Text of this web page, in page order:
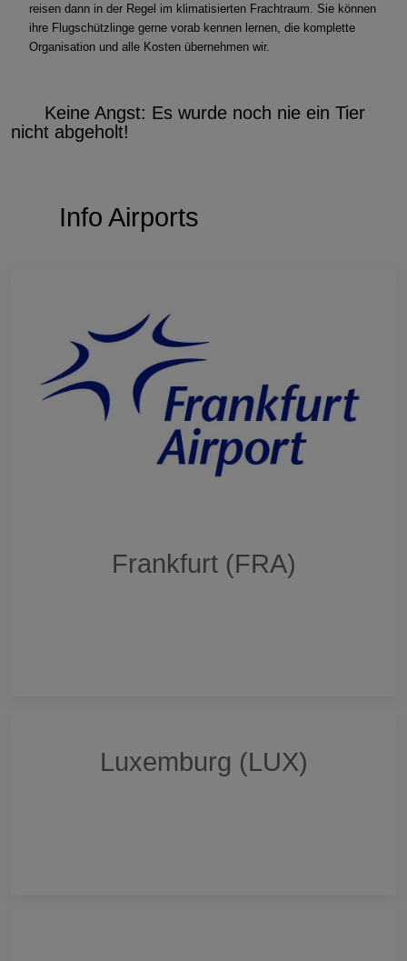
reisen dann in der Regel im klimatisierten Frachtraum. Sie können
ihre Flugschützlinge gerne vorab kennen lernen, die komplette
Organisation und alle Kosten übernehmen wir.
Keine Angst: Es wurde noch nie ein Tier
nicht abgeholt!
Info Airports
Frankfurt (FRA)
Luxemburg (LUX)